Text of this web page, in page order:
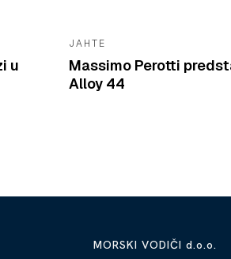
u
JAHTE
Massimo Perotti
Alloy 44
MORSKI VODIČI d.o.o.